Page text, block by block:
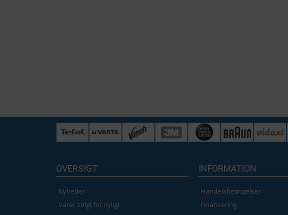
OVERSIGT
Nyheder
Varer solgt for nyligt
INFORMATION
Handelsbetingelser
Finansering